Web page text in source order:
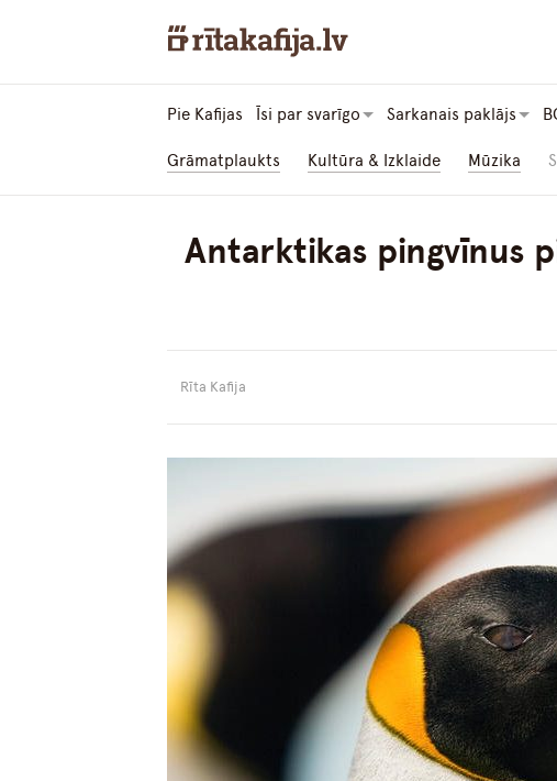
Pie Kafijas Īsi par svarīgo Sarkanais paklājs
Grāmatplaukts Kultūra & Izklaide Mūzika
Antarktikas pingvīnus
Rīta Kafija